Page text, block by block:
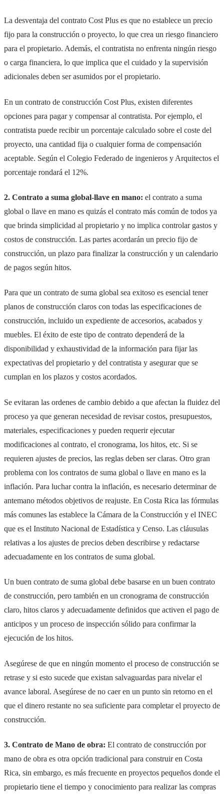
La desventaja del contrato Cost Plus es que no establece un precio
fijo para la construcción o proyecto, lo que crea un riesgo financiero
para el propietario. Además, el contratista no enfrenta ningún riesgo
o carga financiera, lo que implica que el cuidado y la supervisión
adicionales deben ser asumidos por el propietario.
En un contrato de construcción Cost Plus, existen diferentes
opciones para pagar y compensar al contratista. Por ejemplo, el
contratista puede recibir un porcentaje calculado sobre el coste del
proyecto, una cantidad fija o cualquier forma de compensación
aceptable. Según el Colegio Federado de ingenieros y Arquitectos el
porcentaje rondará el 12%.
2. Contrato a suma global-llave en mano: el contrato a suma
global o llave en mano es quizás el contrato más común de todos ya
que brinda simplicidad al propietario y no implica controlar gastos y
costos de construcción. Las partes acordarán un precio fijo de
construcción, un plazo para finalizar la construcción y un calendario
de pagos según hitos.
Para que un contrato de suma global sea exitoso es esencial tener
planos de construcción claros con todas las especificaciones de
construcción, incluido un expediente de accesorios, acabados y
muebles. El éxito de este tipo de contrato dependerá de la
disponibilidad y exhaustividad de la información para fijar las
expectativas del propietario y del contratista y asegurar que se
cumplan en los plazos y costos acordados.
Se evitaran las ordenes de cambio debido a que afectan la fluidez del
proceso ya que generan necesidad de revisar costos, presupuestos,
materiales, especificaciones y pueden requerir ejecutar
modificaciones al contrato, el cronograma, los hitos, etc. Si se
requieren ajustes de precios, las reglas deben ser claras. Otro gran
problema con los contratos de suma global o llave en mano es la
inflación. Para luchar contra la inflación, es necesario determinar de
antemano métodos objetivos de reajuste. En Costa Rica las fórmulas
más comunes las establece la Cámara de la Construcción y el INEC
que es el Instituto Nacional de Estadística y Censo. Las cláusulas
relativas a los ajustes de precios deben describirse y redactarse
adecuadamente en los contratos de suma global.
Un buen contrato de suma global debe basarse en un buen contrato
de construcción, pero también en un cronograma de construcción
claro, hitos claros y adecuadamente definidos que activen el pago de
anticipos y un proceso de inspección sólido para confirmar la
ejecución de los hitos.
Asegúrese de que en ningún momento el proceso de construcción se
retrase y si esto sucede que existan salvaguardas para nivelar el
avance laboral. Asegúrese de no caer en un punto sin retorno en el
que el dinero restante no sea suficiente para completar el proyecto de
construcción.
3. Contrato de Mano de obra: El contrato de construcción por
mano de obra es otra opción tradicional para construir en Costa
Rica, sin embargo, es más frecuente en proyectos pequeños donde el
propietario tiene el tiempo y conocimiento para realizar las compras